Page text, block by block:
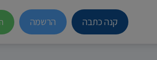
קנה כתבה הרשמה